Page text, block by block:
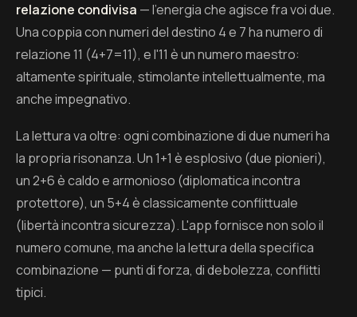
relazione condivisa — l'energia che agisce fra voi due.
Una coppia con numeri del destino 4 e 7 ha numero di
relazione 11 (4+7=11), e l'11 è un numero maestro:
altamente spirituale, stimolante intellettualmente, ma
anche impegnativo.
La lettura va oltre: ogni combinazione di due numeri ha
la propria risonanza. Un 1+1 è esplosivo (due pionieri),
un 2+6 è caldo e armonioso (diplomatica incontra
protettore), un 5+4 è classicamente conflittuale
(libertà incontra sicurezza). L'app fornisce non solo il
numero comune, ma anche la lettura della specifica
combinazione — punti di forza, di debolezza, conflitti
tipici.